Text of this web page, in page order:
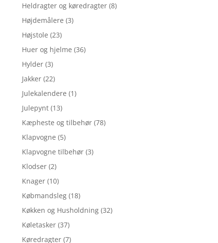
Heldragter og køredragter (8)
Højdemålere (3)
Højstole (23)
Huer og hjelme (36)
Hylder (3)
Jakker (22)
Julekalendere (1)
Julepynt (13)
Kæpheste og tilbehør (78)
Klapvogne (5)
Klapvogne tilbehør (3)
Klodser (2)
Knager (10)
Købmandsleg (18)
Køkken og Husholdning (32)
Køletasker (37)
Køredragter (7)